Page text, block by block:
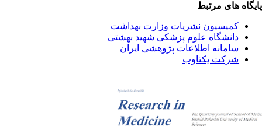
های مرتبط
کمیسیون نشریات وزارت بهداشت
دانشگاه علوم پزشکی شهید بهشتی
سامانه اطلاعات پژوهشی ایران
شرکت یکتاوب